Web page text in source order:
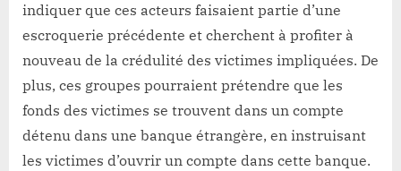
indiquer que ces acteurs faisaient partie d’une
escroquerie précédente et cherchent à profiter à
nouveau de la crédulité des victimes impliquées. De
plus, ces groupes pourraient prétendre que les
fonds des victimes se trouvent dans un compte
détenu dans une banque étrangère, en instruisant
les victimes d’ouvrir un compte dans cette banque.